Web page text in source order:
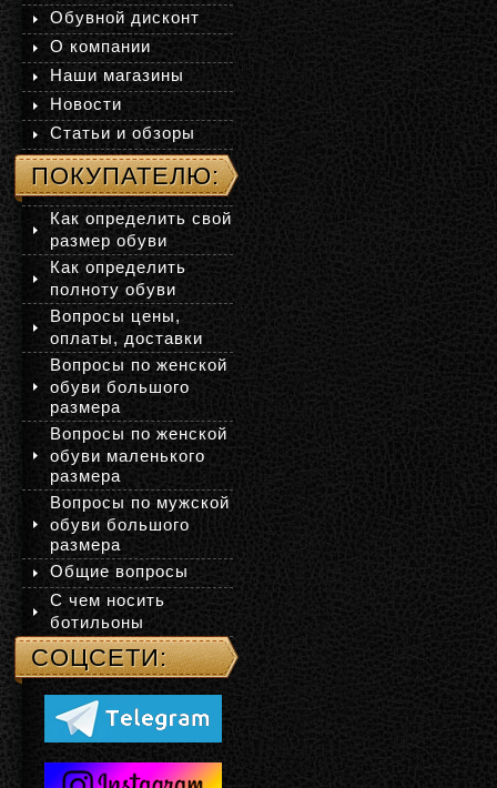
Обувной дисконт
О компании
Наши магазины
Новости
Статьи и обзоры
ПОКУПАТЕЛЮ:
Как определить свой
размер обуви
Как определить
полноту обуви
Вопросы цены,
оплаты, доставки
Вопросы по женской
обуви большого
размера
Вопросы по женской
обуви маленького
размера
Вопросы по мужской
обуви большого
размера
Общие вопросы
С чем носить
ботильоны
СОЦСЕТИ: